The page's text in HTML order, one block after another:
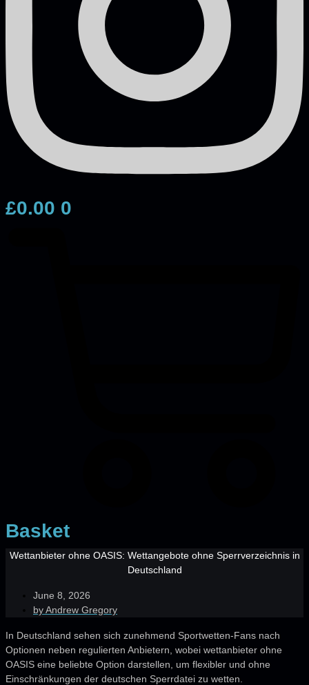
£0.00 0
Basket
Wettanbieter ohne OASIS: Wettangebote ohne Sperrverzeichnis in
Deutschland
June 8, 2026
byAndrew Gregory
In Deutschland sehen sich zunehmend Sportwetten-Fans nach
Optionen neben regulierten Anbietern, wobei wettanbieter ohne
OASIS eine beliebte Option darstellen, um flexibler und ohne
Einschränkungen der deutschen Sperrdatei zu wetten.